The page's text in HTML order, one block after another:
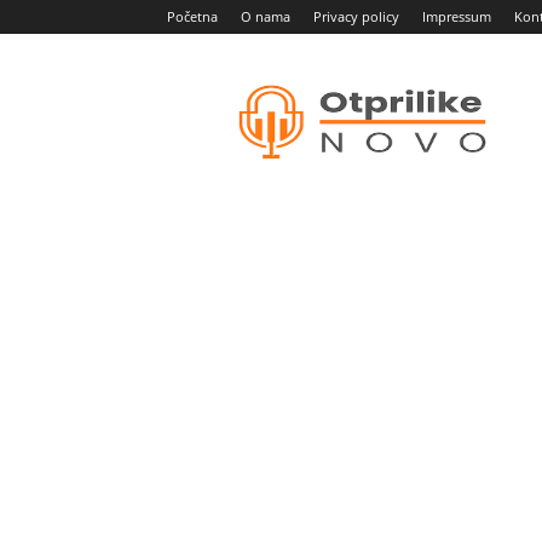
Početna O nama Privacy policy Impressum
novo